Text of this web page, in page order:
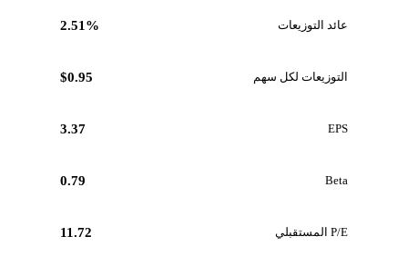
عائد التوزيعات 2.51%
التوزيعات لكل سهم $0.95
EPS
3.37
Beta
0.79
P/E المستقبلي 11.72